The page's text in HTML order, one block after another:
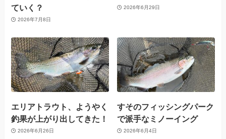
ていく？
2026年7月8日
2026年6月29日
エリアトラウト、ようやく
釣果が上がり出してきた！
2026年6月26日
すそのフィッシングパーク
で派手なミノーイング
2026年6月4日